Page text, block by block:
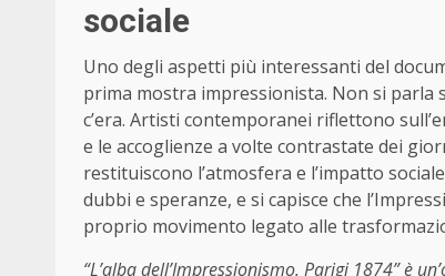
sociale
Uno degli aspetti più interessanti del
prima mostra impressionista. Non si parla
c’era. Artisti contemporanei riflettono
e le accoglienze a volte contrastate dei
restituiscono l’atmosfera e l’impatto
dubbi e speranze, e si capisce che
proprio movimento legato alle
“L’alba dell’Impressionismo. Parigi 1874” è